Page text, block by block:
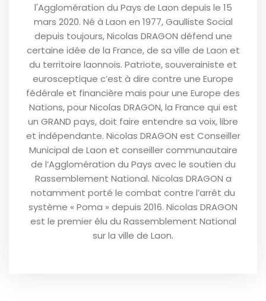
l'Agglomération du Pays de Laon depuis le 15
mars 2020. Né à Laon en 1977, Gaulliste Social
depuis toujours, Nicolas DRAGON défend une
certaine idée de la France, de sa ville de Laon et
du territoire laonnois. Patriote, souverainiste et
eurosceptique c’est à dire contre une Europe
fédérale et financière mais pour une Europe des
Nations, pour Nicolas DRAGON, la France qui est
un GRAND pays, doit faire entendre sa voix, libre
et indépendante. Nicolas DRAGON est Conseiller
Municipal de Laon et conseiller communautaire
de l’Agglomération du Pays avec le soutien du
Rassemblement National. Nicolas DRAGON a
notamment porté le combat contre l’arrêt du
système « Poma » depuis 2016. Nicolas DRAGON
est le premier élu du Rassemblement National
sur la ville de Laon.